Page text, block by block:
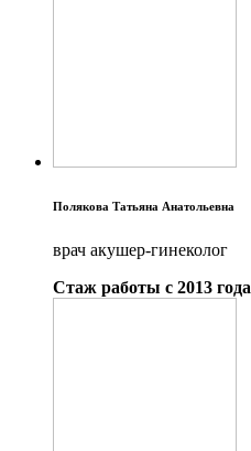
Полякова Татьяна Анатольевна
врач акушер-гинеколог
Стаж работы с 2013 года